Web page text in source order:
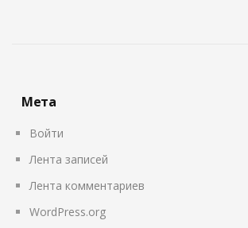
Мета
Войти
Лента записей
Лента комментариев
WordPress.org